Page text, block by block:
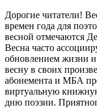
Дорогие читатели!
времен года для
весной отмечаются
Весна часто
обновлением жизни
весну в своих
абонемента и МБА
виртуальную
дню поэзии.